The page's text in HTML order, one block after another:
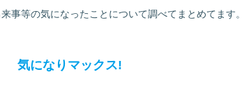
事等の気になったことについて調べてまとめてます。
気になりマックス!